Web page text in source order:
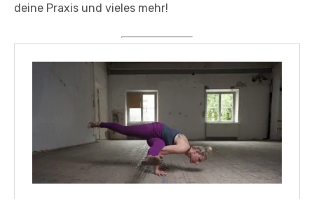
deine Praxis und vieles mehr!